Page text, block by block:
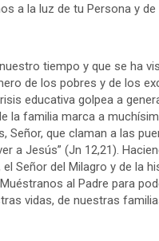
a la luz de tu Persona y de
tiempo y que se ha
de los pobres y de los
educativa golpea a
la familia marca a
que claman a las
a Jesús” (Jn 12,21).
Señor del Milagro y de la
al Padre para
vidas, de nuestras